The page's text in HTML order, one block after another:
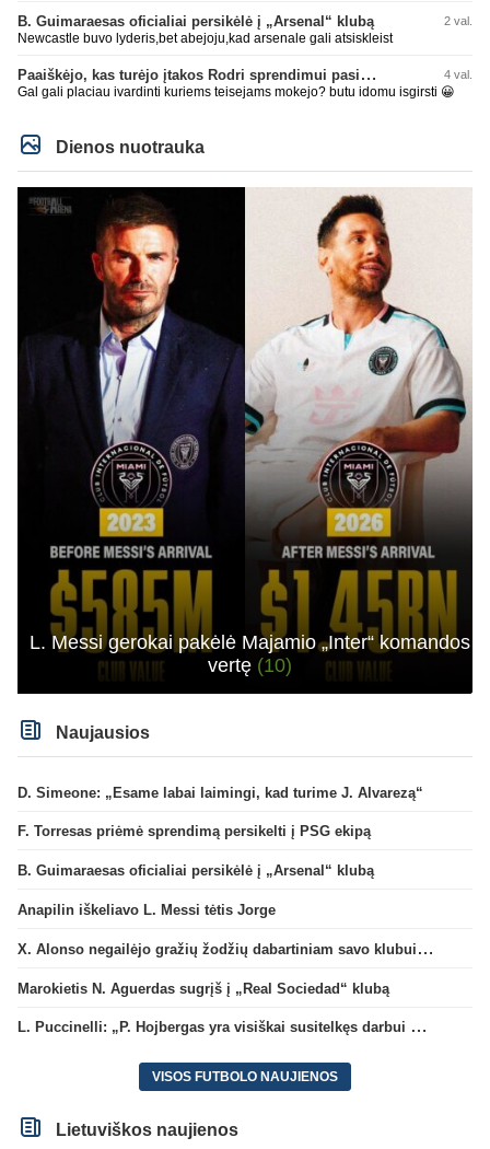
B. Guimaraesas oficialiai persikėlė į „Arsenal“ klubą 2 val.
Newcastle buvo lyderis,bet abejoju,kad arsenale gali atsiskleist
Paaiškėjo, kas turėjo įtakos Rodri sprendimui pasirinkti Barselonos pusę 4 val.
Gal gali placiau ivardinti kuriems teisejams mokejo? butu idomu isgirsti 😀
Dienos nuotrauka
L. Messi gerokai pakėlė Majamio „Inter“ komandos
vertę (10)
Naujausios
D. Simeone: „Esame labai laimingi, kad turime J. Alvarezą“
F. Torresas priėmė sprendimą persikelti į PSG ekipą
B. Guimaraesas oficialiai persikėlė į „Arsenal“ klubą
Anapilin iškeliavo L. Messi tėtis Jorge
X. Alonso negailėjo gražių žodžių dabartiniam savo klubui „Chelsea“
Marokietis N. Aguerdas sugrįš į „Real Sociedad“ klubą
L. Puccinelli: „P. Hojbergas yra visiškai susitelkęs darbui Marselyje“
VISOS FUTBOLO NAUJIENOS
Lietuviškos naujienos